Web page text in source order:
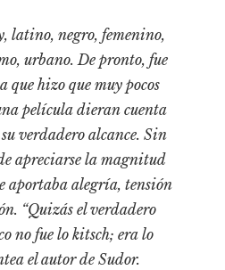
latino, negro, femenino,
urbano. De pronto, fue
que hizo que muy pocos
película dieran cuenta
verdadero alcance. Sin
apreciarse la magnitud
aportaba alegría, tensión
“Quizás el verdadero
no fue lo kitsch; era lo
el autor de Sudor.